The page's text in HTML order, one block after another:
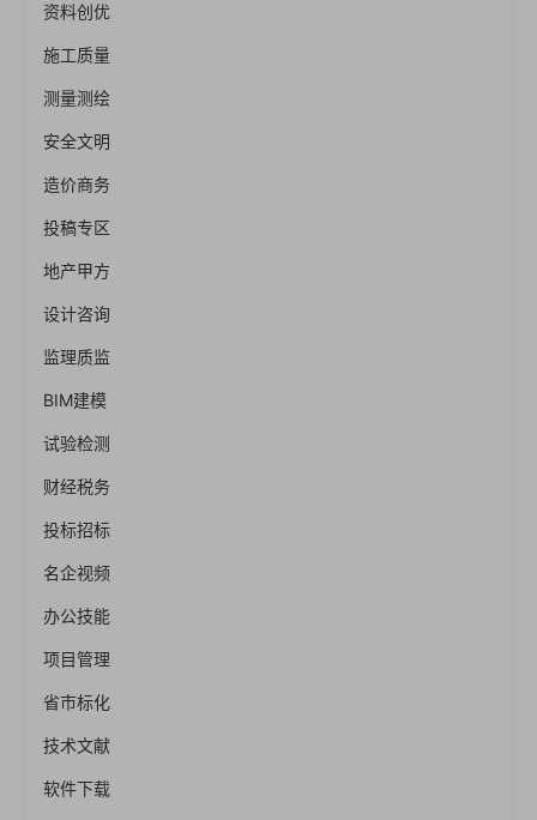
资料创优
施工质量
测量测绘
安全文明
造价商务
投稿专区
地产甲方
设计咨询
监理质监
BIM建模
试验检测
财经税务
投标招标
名企视频
办公技能
项目管理
省市标化
技术文献
软件下载